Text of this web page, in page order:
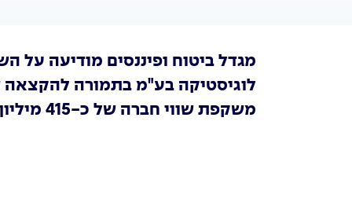
משקפת שווי חברה של כ-415 מיליון ש"ח (אחרי הכסף)